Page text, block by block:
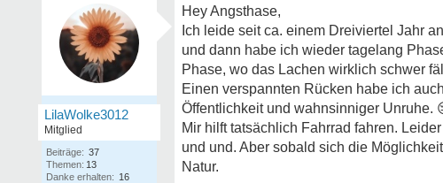
LilaWolke3012
Mitglied
Beiträge: 37
Themen: 13
Danke erhalten: 16
Hey Angsthase,
Ich leide seit ca. einem Dreiviertel Jahr
und dann habe ich wieder tagelang
Phase, wo das Lachen wirklich schwer
Einen verspannten Rücken habe ich
Öffentlichkeit und wahnsinniger Unruhe.
Mir hilft tatsächlich Fahrrad fahren.
und und. Aber sobald sich die
Natur.